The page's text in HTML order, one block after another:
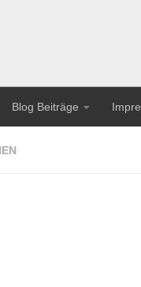
Blog Beiträge